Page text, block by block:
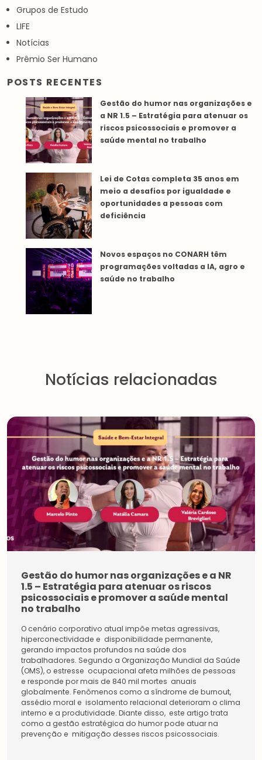
Grupos de Estudo
LIFE
Notícias
Prêmio Ser Humano
POSTS RECENTES
Gestão do humor nas organizações e
a NR 1.5 – Estratégia para atenuar os
riscos psicossociais e promover a
saúde mental no trabalho
Lei de Cotas completa 35 anos em
meio a desafios por igualdade e
oportunidades a pessoas com
deficiência
Novos espaços no CONARH têm
programações voltadas a IA, agro e
saúde no trabalho
Notícias relacionadas
Gestão do humor nas organizações e a NR
1.5 – Estratégia para atenuar os riscos
psicossociais e promover a saúde mental
no trabalho
O cenário corporativo atual impõe metas agressivas,
hiperconectividade e disponibilidade permanente,
gerando impactos profundos na saúde dos
trabalhadores. Segundo a Organização Mundial da Saúde
(OMS), o estresse ocupacional afeta milhões de pessoas
e responde por mais de 840 mil mortes anuais
globalmente. Fenômenos como a síndrome de burnout,
assédio moral e isolamento relacional deterioram o clima
interno e a produtividade. Diante disso, este artigo trata
como a gestão estratégica do humor pode atuar na
prevenção e mitigação desses riscos psicossociais.
Estudantes
Inicie a sua rede de
PessoaFísica
Impulsione a sua carreira